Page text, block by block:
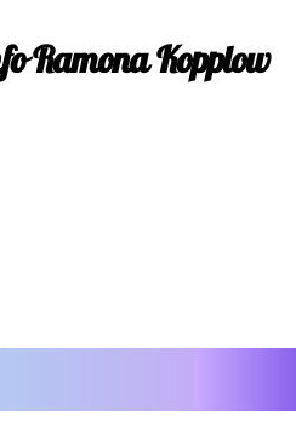
Ramona Kopplow